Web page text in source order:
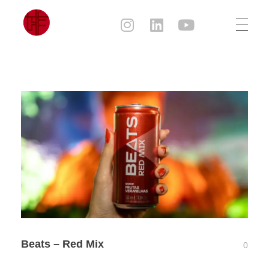
Beats – Red Mix
0